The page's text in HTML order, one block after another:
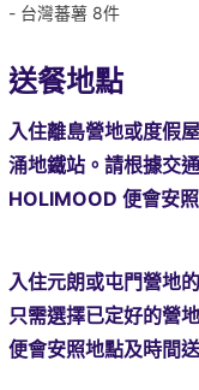
- 台灣蕃薯 8件
送餐地點
入住離島營地或度假
涌地鐵站。 請根據交
HOLIMOOD 便會安
入住元朗或屯門營地
只需選擇已定好的營
便會安照地點及時間